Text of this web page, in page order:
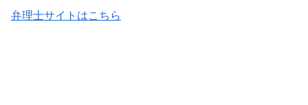
弁理士サイトはこちら